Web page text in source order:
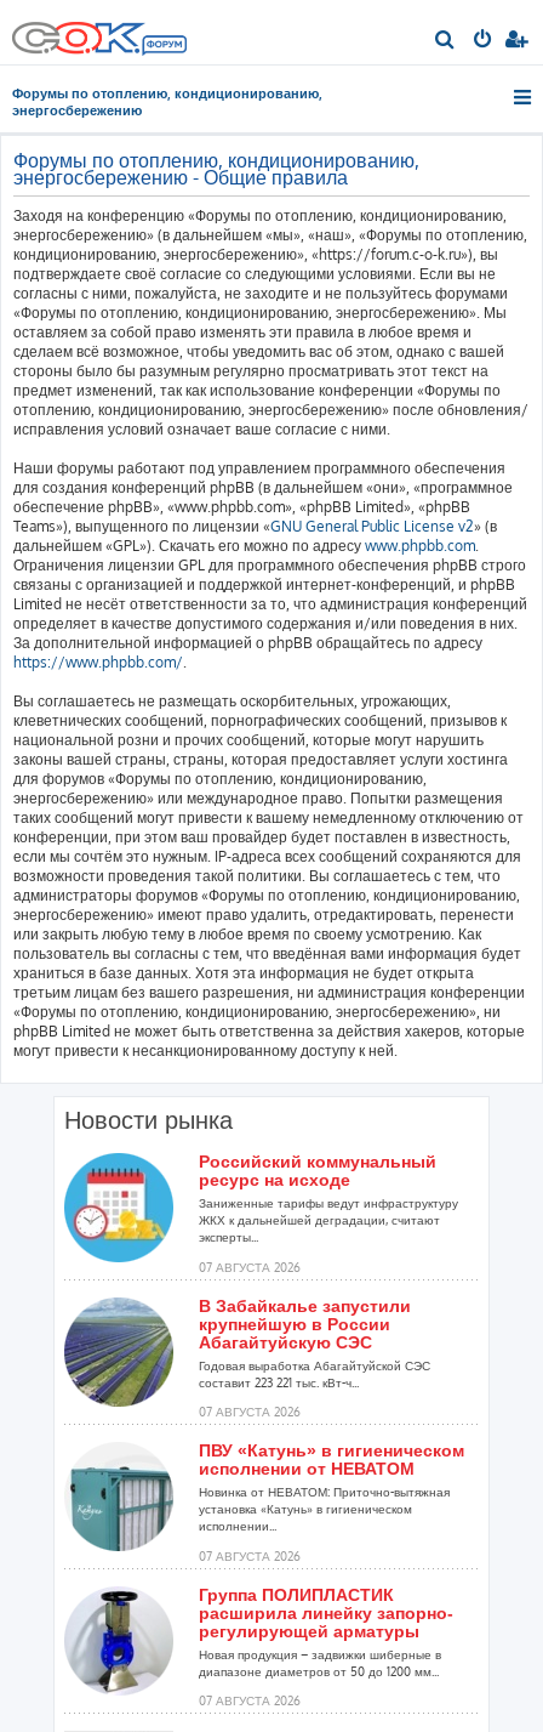
о
Форумы по отоплению, кондиционированию,
энергосбережению
Форумы по отоплению, кондиционированию,
энергосбережению - Общие правила
Заходя на конференцию «Форумы по отоплению, кондиционированию,
энергосбережению» (в дальнейшем «мы», «наш», «Форумы по отоплению,
кондиционированию, энергосбережению», «https://forum.c-o-k.ru»), вы
подтверждаете своё согласие со следующими условиями. Если вы не
согласны с ними, пожалуйста, не заходите и не пользуйтесь форумами
«Форумы по отоплению, кондиционированию, энергосбережению». Мы
оставляем за собой право изменять эти правила в любое время и
сделаем всё возможное, чтобы уведомить вас об этом, однако с вашей
стороны было бы разумным регулярно просматривать этот текст на
предмет изменений, так как использование конференции «Форумы по
отоплению, кондиционированию, энергосбережению» после обновления/
исправления условий означает ваше согласие с ними.
Наши форумы работают под управлением программного обеспечения
для создания конференций phpBB (в дальнейшем «они», «программное
обеспечение phpBB», «www.phpbb.com», «phpBB Limited», «phpBB
Teams»), выпущенного по лицензии «GNU General Public License v2» (в
дальнейшем «GPL»). Скачать его можно по адресу www.phpbb.com.
Ограничения лицензии GPL для программного обеспечения phpBB строго
связаны с организацией и поддержкой интернет-конференций, и phpBB
Limited не несёт ответственности за то, что администрация конференций
определяет в качестве допустимого содержания и/или поведения в них.
За дополнительной информацией о phpBB обращайтесь по адресу
https://www.phpbb.com/.
Вы соглашаетесь не размещать оскорбительных, угрожающих,
клеветнических сообщений, порнографических сообщений, призывов к
национальной розни и прочих сообщений, которые могут нарушить
законы вашей страны, страны, которая предоставляет услуги хостинга
для форумов «Форумы по отоплению, кондиционированию,
энергосбережению» или международное право. Попытки размещения
таких сообщений могут привести к вашему немедленному отключению от
конференции, при этом ваш провайдер будет поставлен в известность,
если мы сочтём это нужным. IP-адреса всех сообщений сохраняются для
возможности проведения такой политики. Вы соглашаетесь с тем, что
администраторы форумов «Форумы по отоплению, кондиционированию,
энергосбережению» имеют право удалить, отредактировать, перенести
или закрыть любую тему в любое время по своему усмотрению. Как
пользователь вы согласны с тем, что введённая вами информация будет
храниться в базе данных. Хотя эта информация не будет открыта
третьим лицам без вашего разрешения, ни администрация конференции
«Форумы по отоплению, кондиционированию, энергосбережению», ни
phpBB Limited не может быть ответственна за действия хакеров, которые
могут привести к несанкционированному доступу к ней.
Новости рынка
Российский коммунальный
ресурс на исходе
Заниженные тарифы ведут инфраструктуру
ЖКХ к дальнейшей деградации, считают
эксперты...
07 АВГУСТА 2026
В Забайкалье запустили
крупнейшую в России
Абагайтуйскую СЭС
Годовая выработка Абагайтуйской СЭС
составит 223 221 тыс. кВт-ч...
07 АВГУСТА 2026
ПВУ «Катунь» в гигиеническом
исполнении от НЕВАТОМ
Новинка от НЕВАТОМ: Приточно-вытяжная
установка «Катунь» в гигиеническом
исполнении...
07 АВГУСТА 2026
Группа ПОЛИПЛАСТИК
расширила линейку запорно-
регулирующей арматуры
Новая продукция – задвижки шиберные в
диапазоне диаметров от 50 до 1200 мм...
07 АВГУСТА 2026